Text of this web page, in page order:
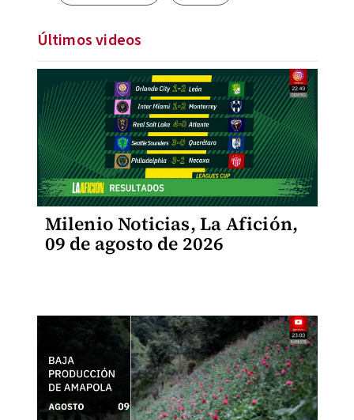
Últimos videos
Milenio Noticias, La Afición,
09 de agosto de 2026